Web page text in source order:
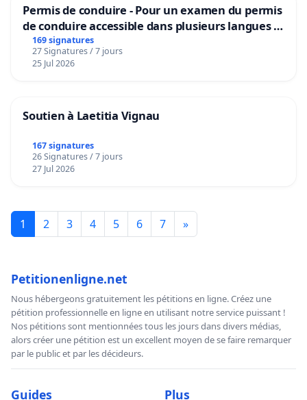
Permis de conduire - Pour un examen du permis
de conduire accessible dans plusieurs langues à
Bruxelles
169 signatures
27 Signatures / 7 jours
25 Jul 2026
Soutien à Laetitia Vignau
167 signatures
26 Signatures / 7 jours
27 Jul 2026
1 2 3 4 5 6 7 »
Petitionenligne.net
Nous hébergeons gratuitement les pétitions en ligne. Créez une
pétition professionnelle en ligne en utilisant notre service puissant !
Nos pétitions sont mentionnées tous les jours dans divers médias,
alors créer une pétition est un excellent moyen de se faire remarquer
par le public et par les décideurs.
Guides Plus